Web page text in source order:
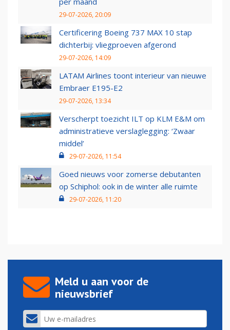
29-07-2026, 20:09
Certificering Boeing 737 MAX 10 stap
dichterbij: vliegproeven afgerond
29-07-2026, 14:09
LATAM Airlines toont interieur van nieuwe
Embraer E195-E2
29-07-2026, 13:34
Verscherpt toezicht ILT op KLM E&M om
administratieve verslaglegging: ‘Zwaar
middel’
29-07-2026, 11:54
Goed nieuws voor zomerse debutanten
op Schiphol: ook in de winter alle ruimte
29-07-2026, 11:20
Meld u aan voor de
nieuwsbrief